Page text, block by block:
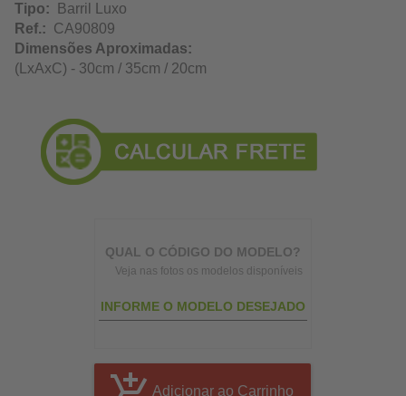
Tipo: Barril Luxo
Ref.: CA90809
Dimensões Aproximadas:
(LxAxC) - 30cm / 35cm / 20cm
QUAL O CÓDIGO DO MODELO?
Veja nas fotos os modelos disponíveis
Adicionar ao Carrinho